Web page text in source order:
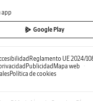
app
Google Play
Reglamento UE 2024/
PublicidadMapa web
Política de cookies